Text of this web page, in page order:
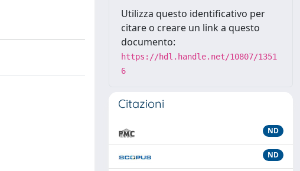
Utilizza questo identificativo per
citare o creare un link a questo
documento:
https://hdl.handle.net/10807/1351
6
Citazioni
ND
ND